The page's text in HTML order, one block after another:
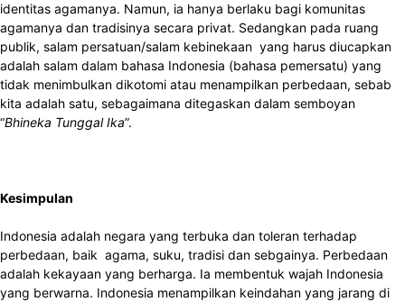
identitas agamanya. Namun, ia hanya berlaku bagi komunitas
agamanya dan tradisinya secara privat. Sedangkan pada ruang
publik, salam persatuan/salam kebinekaan yang harus diucapkan
adalah salam dalam bahasa Indonesia (bahasa pemersatu) yang
tidak menimbulkan dikotomi atau menampilkan perbedaan, sebab
kita adalah satu, sebagaimana ditegaskan dalam semboyan
“Bhineka Tunggal Ika”.
Kesimpulan
Indonesia adalah negara yang terbuka dan toleran terhadap
perbedaan, baik agama, suku, tradisi dan sebgainya. Perbedaan
adalah kekayaan yang berharga. Ia membentuk wajah Indonesia
yang berwarna. Indonesia menampilkan keindahan yang jarang di